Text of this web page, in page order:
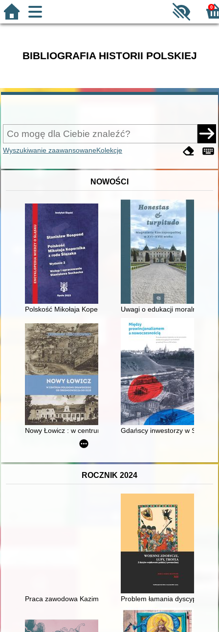
0
BIBLIOGRAFIA HISTORII POLSKIEJ
Wyszukiwanie zaawansowaneKolekcje
NOWOŚCI
Polskość Mikołaja Kopernika z rodu ŚlązakaUwagi o edukacji moralnej
Nowy Łowicz : w centrum poligonu drawskiego od
Gdańscy inwestorzy w
ROCZNIK 2024
Praca zawodowa Kazimierza Mayznera w Płocku w latach
Problem łamania dyscypliny w